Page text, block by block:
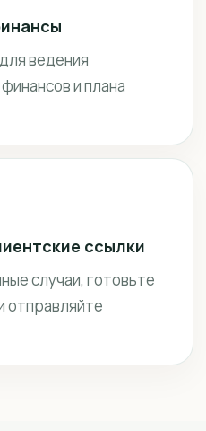
ведения
и плана
ссылки
случаи, готовьте
отправляйте